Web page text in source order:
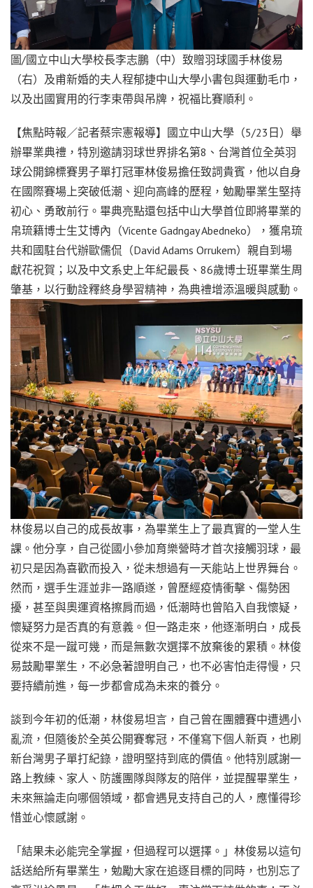
圖/國立中山大學校長李志鵬（中）致贈羽球國手林俊易
（右）及甫新婚的夫人程郁捷中山大學小書包與運動毛巾，
以及出國實用的行李束帶與吊牌，祝福比賽順利。
【焦點時報／記者蔡宗憲報導】國立中山大學（5/23日）舉
辦畢業典禮，特別邀請羽球世界排名第8、台灣首位全英羽
球公開錦標賽男子單打冠軍林俊易擔任致詞貴賓，他以自身
在國際賽場上突破低潮、迎向高峰的歷程，勉勵畢業生堅持
初心、勇敢前行。畢典亮點還包括中山大學首位即將畢業的
帛琉籍博士生艾博內（Vicente Gadngay Abedneko），獲帛琉
共和國駐台代辦歐儒侃（David Adams Orrukem）親自到場
獻花祝賀；以及中文系史上年紀最長、86歲博士班畢業生周
肇基，以行動詮釋終身學習精神，為典禮增添溫暖與感動。
林俊易以自己的成長故事，為畢業生上了最真實的一堂人生
課。他分享，自己從國小參加育樂營時才首次接觸羽球，最
初只是因為喜歡而投入，從未想過有一天能站上世界舞台。
然而，選手生涯並非一路順遂，曾歷經疫情衝擊、傷勢困
擾，甚至與奧運資格擦肩而過，低潮時也曾陷入自我懷疑，
懷疑努力是否真的有意義。但一路走來，他逐漸明白，成長
從來不是一蹴可幾，而是無數次選擇不放棄後的累積。林俊
易鼓勵畢業生，不必急著證明自己，也不必害怕走得慢，只
要持續前進，每一步都會成為未來的養分。
談到今年初的低潮，林俊易坦言，自己曾在團體賽中遭遇小
亂流，但隨後於全英公開賽奪冠，不僅寫下個人新頁，也刷
新台灣男子單打紀錄，證明堅持到底的價值。他特別感謝一
路上教練、家人、防護團隊與隊友的陪伴，並提醒畢業生，
未來無論走向哪個領域，都會遇見支持自己的人，應懂得珍
惜並心懷感謝。
「結果未必能完全掌握，但過程可以選擇。」林俊易以這句
話送給所有畢業生，勉勵大家在追逐目標的同時，也別忘了